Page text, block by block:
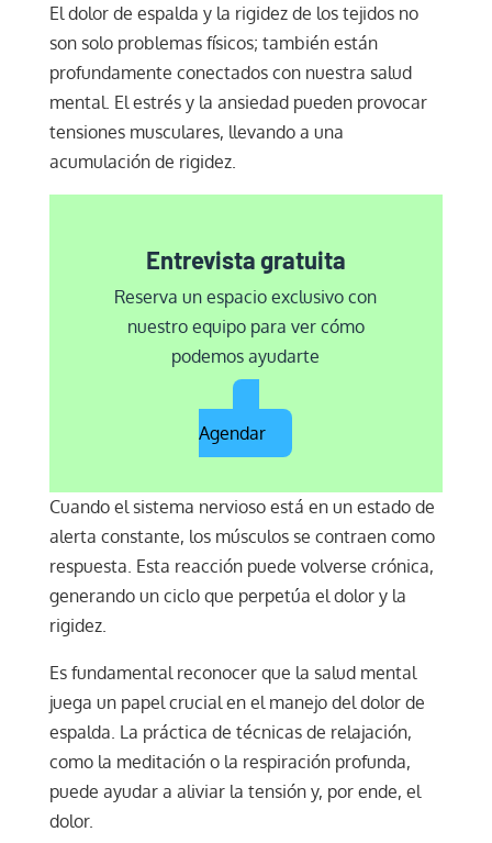
El dolor de espalda y la rigidez de los tejidos no
son solo problemas físicos; también están
profundamente conectados con nuestra salud
mental. El estrés y la ansiedad pueden provocar
tensiones musculares, llevando a una
acumulación de rigidez.
Entrevista gratuita
Reserva un espacio exclusivo con
nuestro equipo para ver cómo
podemos ayudarte
Agendar
Cuando el sistema nervioso está en un estado de
alerta constante, los músculos se contraen como
respuesta. Esta reacción puede volverse crónica,
generando un ciclo que perpetúa el dolor y la
rigidez.
Es fundamental reconocer que la salud mental
juega un papel crucial en el manejo del dolor de
espalda. La práctica de técnicas de relajación,
como la meditación o la respiración profunda,
puede ayudar a aliviar la tensión y, por ende, el
dolor.